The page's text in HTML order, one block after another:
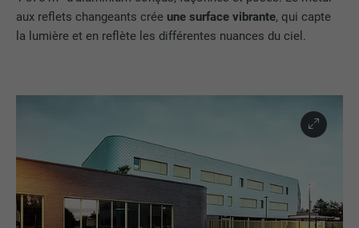
aux reflets changeants crée une surface vibrante, qui capte
la lumière et en reflète les différentes nuances du ciel.